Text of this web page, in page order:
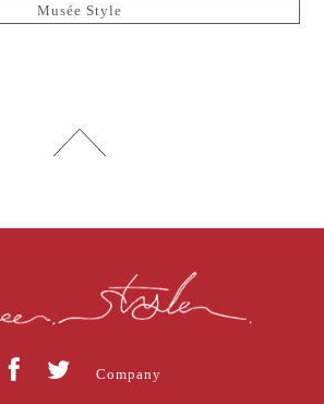
Musée Style
Company